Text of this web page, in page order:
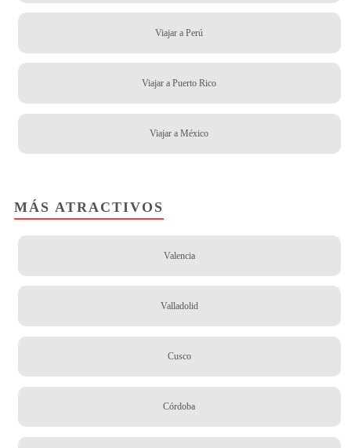
Viajar a Perú
Viajar a Puerto Rico
Viajar a México
MÁS ATRACTIVOS
Valencia
Valladolid
Cusco
Córdoba